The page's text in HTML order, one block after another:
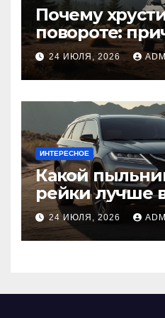
Почему
повороте:
диагностика
24 ИЮЛЯ, 2026
ИНТЕРЕСНОЕ
Какой
рейки лучше
резина или
24 ИЮЛЯ, 2026